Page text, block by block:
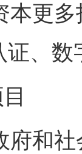
多
、
社